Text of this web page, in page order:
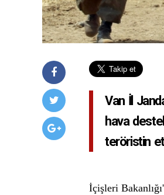
Van İl
hava
teröristin
İçişleri